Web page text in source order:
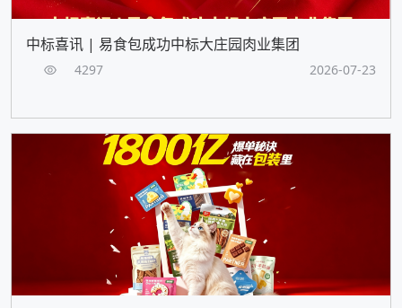
中标喜讯 | 易食包成功中标大庄园肉业集团
4297 2026-07-23